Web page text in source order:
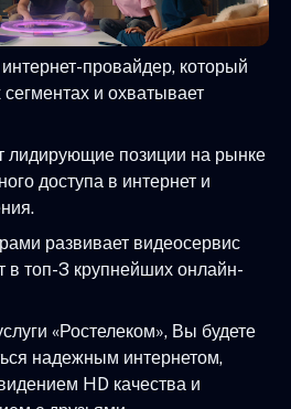
провайдер, который
сегментах и охватывает
лидирующие позиции на рынке
доступа в интернет и
развивает видеосервис
в топ-3 крупнейших онлайн-
«Ростелеком», Вы будете
надежным интернетом,
HD качества и